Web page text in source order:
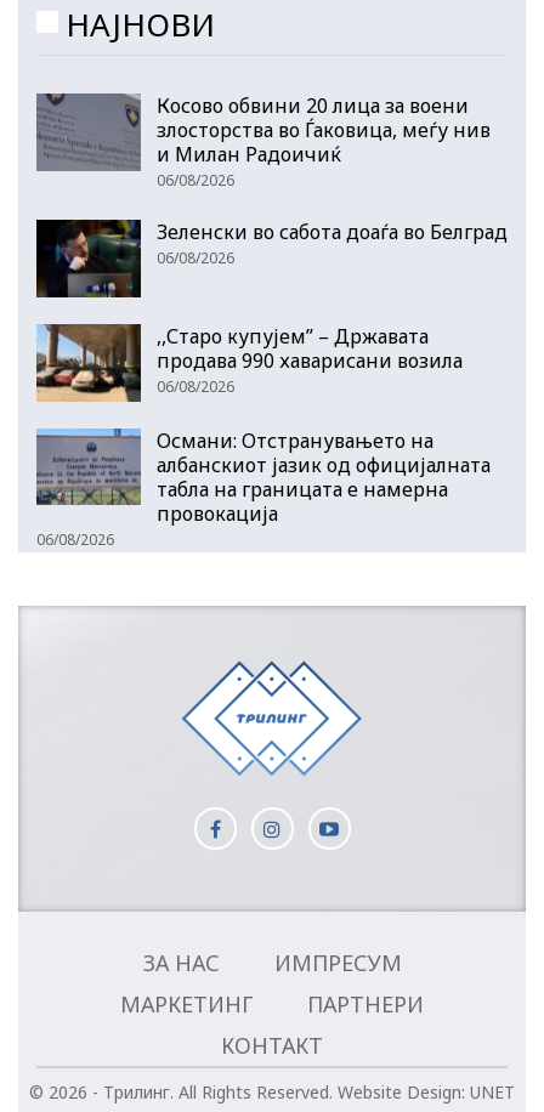
НАЈНОВИ
Косово обвини 20 лица за воени
злосторства во Ѓаковица, меѓу нив
и Милан Радоичиќ
06/08/2026
Зеленски во сабота доаѓа во Белград
06/08/2026
,,Старо купујем” – Државата
продава 990 хаварисани возила
06/08/2026
Османи: Отстранувањето на
албанскиот јазик од официјалната
табла на границата е намерна
провокација
06/08/2026
ЗА НАС
ИМПРЕСУМ
МАРКЕТИНГ
ПАРТНЕРИ
КОНТАКТ
© 2026 - Трилинг. All Rights Reserved. Website Design: UNET